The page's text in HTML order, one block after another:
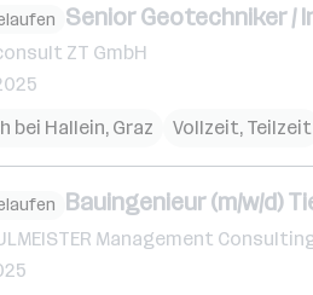
Senior Geotechniker /
ZT GmbH
bei Hallein, Graz Vollzeit, Teilzeit
Bauingenieur (m/w/d)
Management